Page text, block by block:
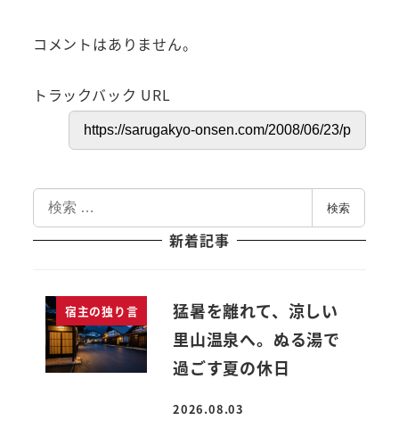
コメントはありません。
トラックバック URL
索
検索
新着記事
宿主の独り言
猛暑を離れて、涼しい
里山温泉へ。ぬる湯で
過ごす夏の休日
投稿日
2026.08.03